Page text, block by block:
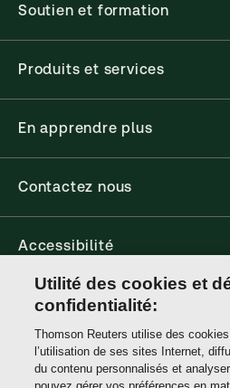
Soutien et formation
Produits et services
En apprendre plus
Contactez nous
Accessibilité
Connect
Thomson
Utilité des cookies et
confidentialité:
Thomson Reuters utilise des
l’utilisation de ses sites Internet,
du contenu personnalisés et